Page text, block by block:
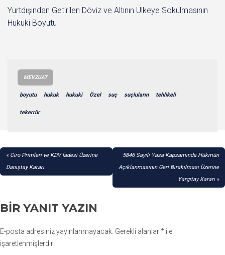
Yurtdışından Getirilen Döviz ve Altının Ülkeye Sokulmasının
Hukuki Boyutu
MEVZUAT
boyutu hukuk hukuki Özel suç suçluların tehlikeli
tekerrür
YAZI
GEZINMESI
Ciro Primleri ve KDV İadesi Üzerine
Danıştay Kararı
5846 Sayılı Yasa Kapsamında Hükmün
Açıklanmasının Geri Bırakılması Üzerine
Yargıtay Kararı
BIR YANIT YAZIN
E-posta adresiniz yayınlanmayacak. Gerekli alanlar* ile
işaretlenmişlerdir